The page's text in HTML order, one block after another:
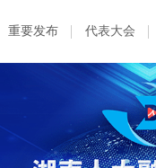
重要发布 代表大会